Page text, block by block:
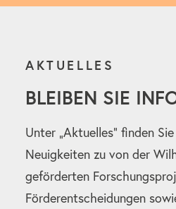
AKTUELLES
BLEIBEN SIE
Unter „Aktuelles“ finden
Neuigkeiten zu von der
geförderten
Förderentscheidungen